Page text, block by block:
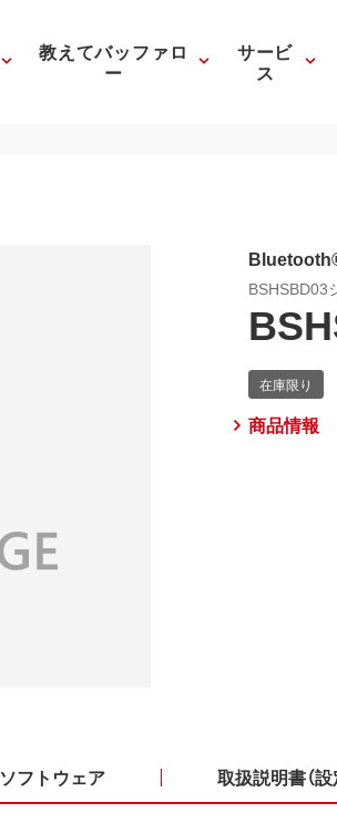
教えてバッファロ
ー
サービ
ス
BSHSBD03
商品情報
ソフトウェア 取扱説明書（設